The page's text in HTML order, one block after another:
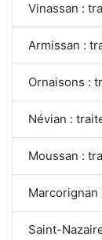
Vinassan :
Armissan :
Ornaisons :
Névian :
Moussan :
Saint-